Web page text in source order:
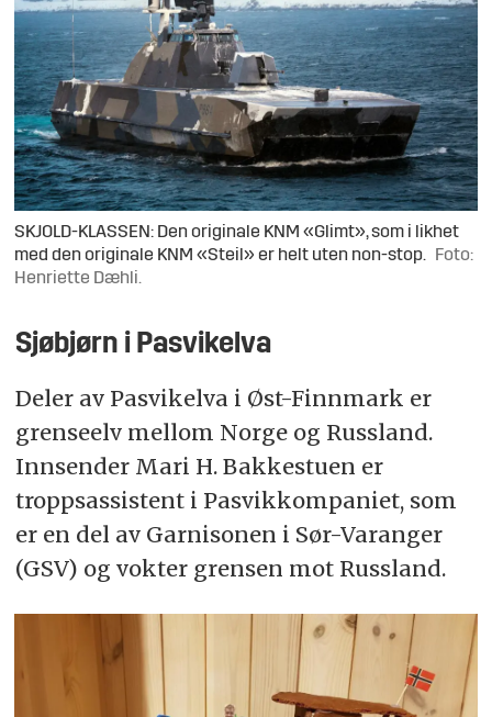
SKJOLD-KLASSEN: Den originale KNM «Glimt», som i likhet
med den originale KNM «Steil» er helt uten non-stop.
Foto:
Henriette Dæhli.
Sjøbjørn i Pasvikelva
Deler av Pasvikelva i Øst-Finnmark er
grenseelv mellom Norge og Russland.
Innsender Mari H. Bakkestuen er
troppsassistent i Pasvikkompaniet, som
er en del av Garnisonen i Sør-Varanger
(GSV) og vokter grensen mot Russland.